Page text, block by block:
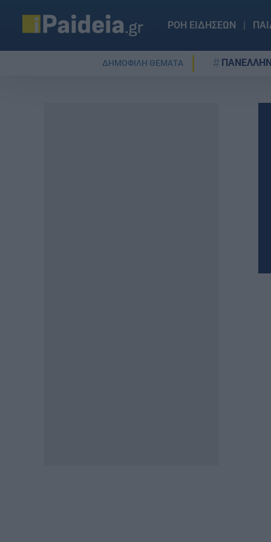
ΡΟΗ ΕΙΔΗΣΕΩΝ
ΔΗΜΟΦΙΛΗ ΘΕΜΑΤΑ